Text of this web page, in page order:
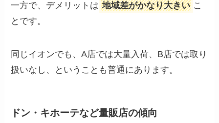
一方で、デメリットは 地域差がかなり大きい こ
とです。
同じイオンでも、A店では大量入荷、B店では取り
扱いなし、ということも普通にあります。
ドン・キホーテなど量販店の傾向